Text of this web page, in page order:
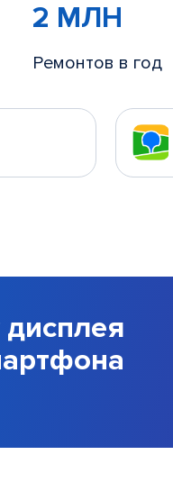
2 МЛН
Ремонтов в год